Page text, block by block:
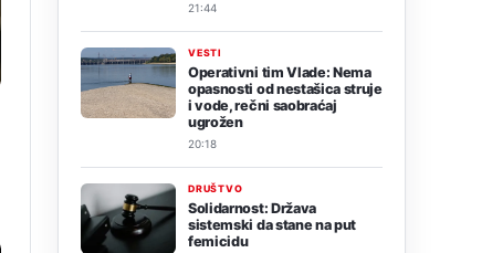
21:44
VESTI
Operativni tim Vlade: Nema
opasnosti od nestašica struje
i vode, rečni saobraćaj
ugrožen
20:18
DRUŠTVO
Solidarnost: Država
sistemski da stane na put
femicidu